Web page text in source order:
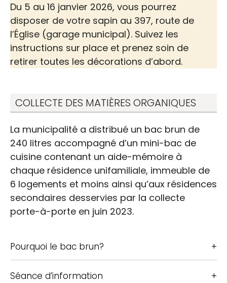
Du 5 au 16 janvier 2026, vous pourrez
disposer de votre sapin au 397, route de
l’Église (garage municipal). Suivez les
instructions sur place et prenez soin de
retirer toutes les décorations d’abord.
COLLECTE DES MATIÈRES ORGANIQUES
La municipalité a distribué un bac brun de
240 litres accompagné d’un mini-bac de
cuisine contenant un aide-mémoire à
chaque résidence unifamiliale, immeuble de
6 logements et moins ainsi qu’aux résidences
secondaires desservies par la collecte
porte-à-porte en juin 2023.
Pourquoi le bac brun?
Séance d’information